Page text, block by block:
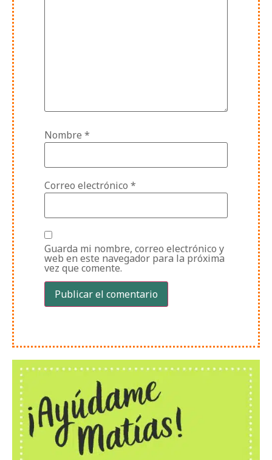
Nombre *
Correo electrónico *
Guarda mi nombre, correo electrónico y
web en este navegador para la próxima
vez que comente.